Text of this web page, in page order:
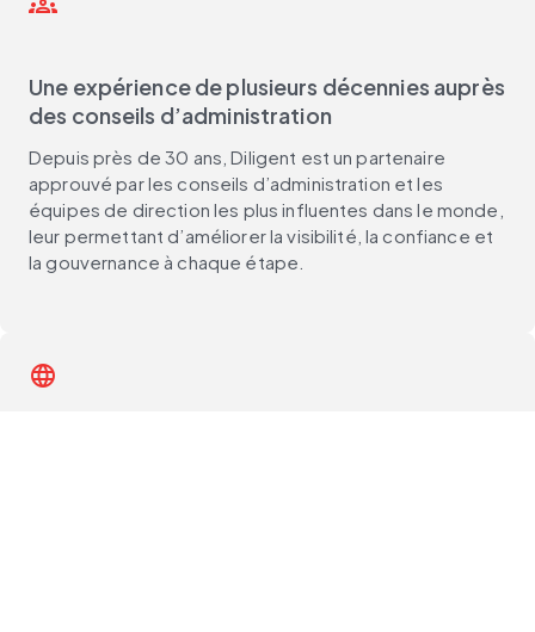
Une expérience de plusieurs décennies auprès
des conseils d’administration
Depuis près de 30 ans, Diligent est un partenaire
approuvé par les conseils d’administration et les
équipes de direction les plus influentes dans le monde,
leur permettant d’améliorer la visibilité, la confiance et
la gouvernance à chaque étape.
language